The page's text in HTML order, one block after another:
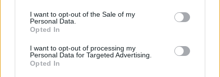
I want to opt-out of the Sale of my
Personal Data.
Opted In
I want to opt-out of processing my
Personal Data for Targeted Advertising.
Opted In